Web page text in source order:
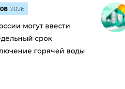
2026
могут ввести
срок
горячей воды